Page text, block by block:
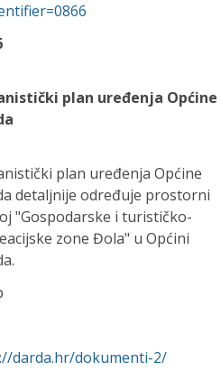
plan uređenja Općine
plan uređenja Općine
detaljnije određuje prostorni
"Gospodarske i turističko-
zone Đola" u Općini
darda.hr/dokumenti-2/